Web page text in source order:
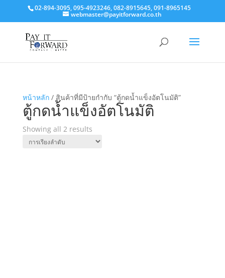
02-894-3095, 095-4923246, 082-8915645, 091-8965145
webmaster@payitforward.co.th
หน้าหลัก/ สินค้าที่มีป้ายกำกับ “ตู้กดน้ำแข็งอัตโนมัติ”
ตู้กดน้ำแข็งอัตโนมัติ
Showing all 2 results